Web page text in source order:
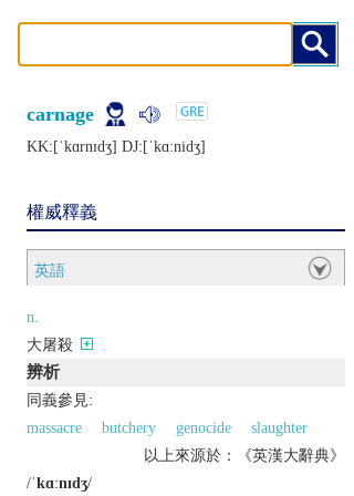
carnage
KK:[ˈkɑrnɪdʒ] DJ:[ˈkɑːnidʒ]
權威釋義
英語
n.
大屠殺
辨析
同義參見:
massacre
butchery genocide
slaughter
以上來源於：《英漢大辭典》
/ˈkɑːnɪdʒ/